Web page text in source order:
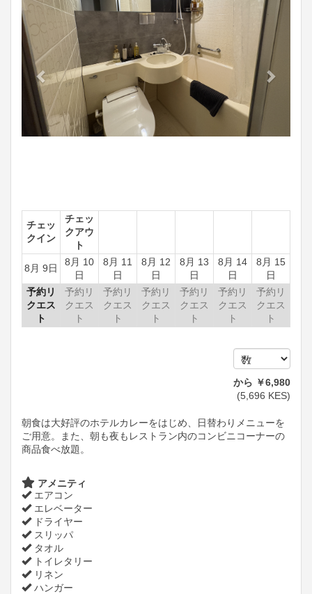
チェッ
クイン
チェッ
クアウ
ト
8月 9日
8月 10
日
8月 11
日
8月 12
日
8月 13
日
8月 14
日
8月 15
日
予約リ
クエス
ト
予約リ
クエス
ト
予約リ
クエス
ト
予約リ
クエス
ト
予約リ
クエス
ト
予約リ
クエス
ト
予約リ
クエス
ト
から ￥6,980
(5,696 KES)
朝食は大好評のホテルカレーをはじめ、日替わりメニューを
ご用意。また、朝も夜もレストラン内のコンビニコーナーの
商品食べ放題。
アメニティ
エアコン
エレベーター
ドライヤー
スリッパ
タオル
トイレタリー
リネン
ハンガー